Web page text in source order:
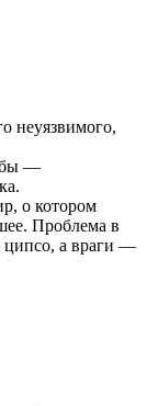
неуязвимого,
—
о котором
Проблема в
ципсо, а враги —